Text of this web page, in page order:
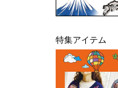
特集アイテム